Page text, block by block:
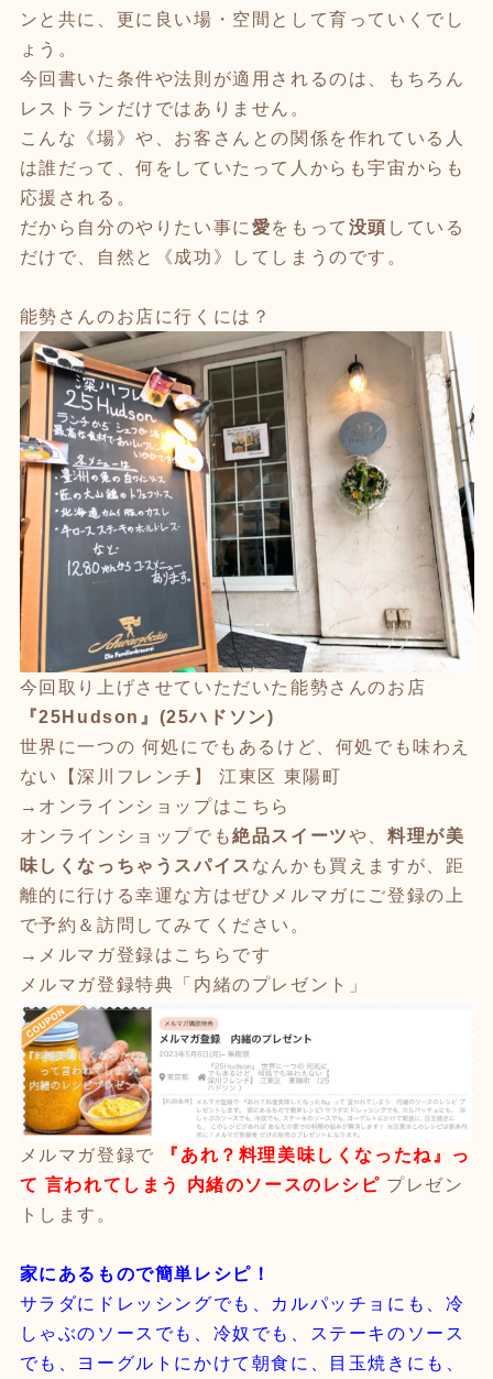
ンと共に、更に良い場・空間として育っていくでし
ょう。
今回書いた条件や法則が適用されるのは、もちろん
レストランだけではありません。
こんな《場》や、お客さんとの関係を作れている人
は誰だって、何をしていたって人からも宇宙からも
応援される。
だから自分のやりたい事に愛をもって 没頭 している
だけで、自然と《成功》してしまうのです。
能勢さんのお店に行くには？
今回取り上げさせていただいた能勢さんのお店
『25Hudson』(25ハドソン)
世界に一つの 何処にでもあるけど、何処でも味わえ
ない【深川フレンチ】 江東区 東陽町
→オンラインショップはこちら
オンラインショップでも絶品スイーツや、 料理が美
味しくなっちゃうスパイス なんかも買えますが、距
離的に行ける幸運な方はぜひメルマガにご登録の上
で予約＆訪問してみてください。
→メルマガ登録はこちらです
メルマガ登録特典「内緒のプレゼント」
メルマガ登録で
『あれ？料理美味しくなったね』っ
て 言われてしまう 内緒のソースのレシピ プレゼン
トします。
家にあるもので簡単レシピ！
サラダにドレッシングでも、カルパッチョにも、冷
しゃぶのソースでも、冷奴でも、ステーキのソース
でも、ヨーグルトにかけて朝食に、目玉焼きにも、